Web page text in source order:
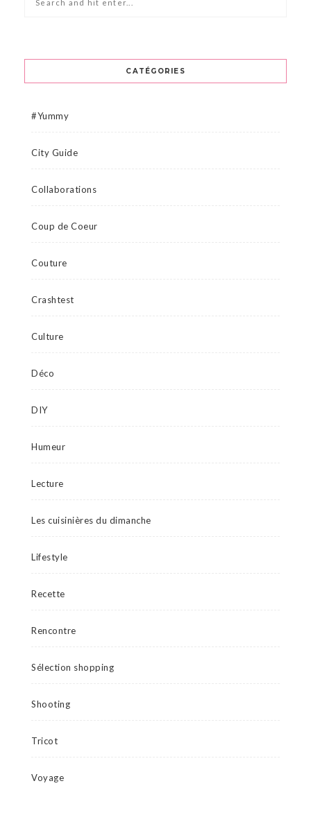
CATÉGORIES
#Yummy
City Guide
Collaborations
Coup de Coeur
Couture
Crashtest
Culture
Déco
DIY
Humeur
Lecture
Les cuisinières du dimanche
Lifestyle
Recette
Rencontre
Sélection shopping
Shooting
Tricot
Voyage